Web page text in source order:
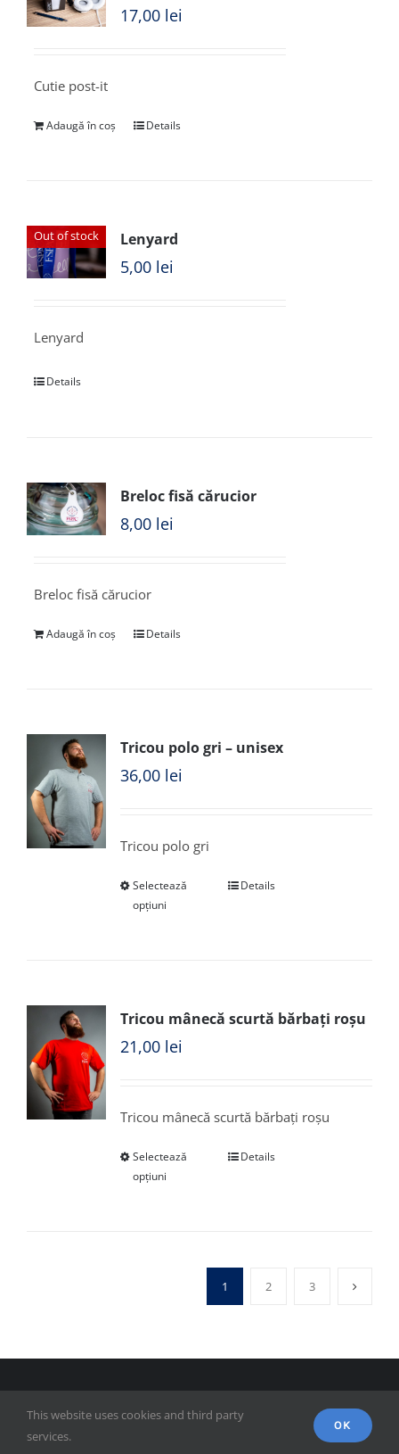
17,00 lei
Cutie post-it
Adaugă în coș Details
Out of stock Lenyard
5,00 lei
Lenyard
Details
Breloc fisă cărucior
8,00 lei
Breloc fisă cărucior
Adaugă în coș Details
Tricou polo gri – unisex
36,00 lei
Tricou polo gri
Selectează
opțiuni
Details
Tricou mânecă scurtă bărbați roșu
21,00 lei
Tricou mânecă scurtă bărbați roșu
Selectează
opțiuni
Details
1 2 3
Administrative și ale Comunicării
This website uses cookies and third party
services.
OK